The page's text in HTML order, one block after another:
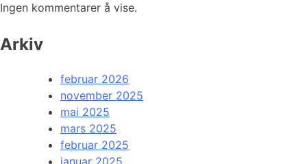
Ingen kommentarer å vise.
Arkiv
februar 2026
november 2025
mai 2025
mars 2025
februar 2025